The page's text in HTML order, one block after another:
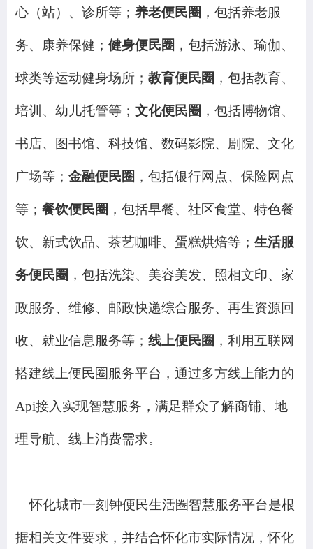
心（站）、诊所等； 养老便民圈 ，包括养老服
务、康养保健； 健身便民圈 ，包括游泳、瑜伽、
球类等运动健身场所； 教育便民圈 ，包括教育、
培训、幼儿托管等； 文化便民圈 ，包括博物馆、
书店、图书馆、科技馆、数码影院、剧院、文化
广场等； 金融便民圈 ，包括银行网点、保险网点
等； 餐饮便民圈 ，包括早餐、社区食堂、特色餐
饮、新式饮品、茶艺咖啡、蛋糕烘焙等； 生活服
务便民圈 ，包括洗染、美容美发、照相文印、家
政服务、维修、邮政快递综合服务、再生资源回
收、就业信息服务等； 线上便民圈 ，利用互联网
搭建线上便民圈服务平台，通过多方线上能力的
Api接入实现智慧服务，满足群众了解商铺、地
理导航、线上消费需求。
怀化城市一刻钟便民生活圈智慧服务平台是根
据相关文件要求 ， 并结合怀化市实际情况 ，怀化